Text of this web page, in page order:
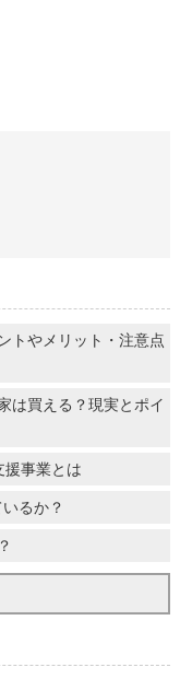
トやメリット・注意点
は買える？現実とポイ
事業とは
るか？